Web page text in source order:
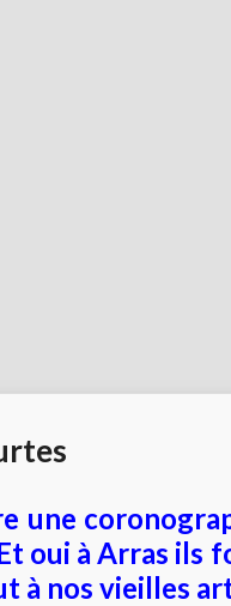
une
oui à Arras ils
à nos vieilles